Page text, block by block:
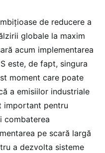
de reducere a
globale la maxim
acum implementarea
este, de fapt, singura
moment care poate
a emisiilor industriale
important pentru
combaterea
pe scară largă
a dezvolta sisteme